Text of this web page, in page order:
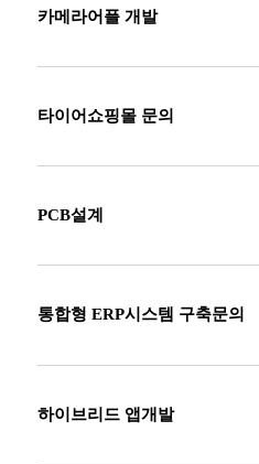
카메라어플 개발
타이어쇼핑몰 문의
PCB설계
통합형 ERP시스템 구축문의
하이브리드 앱개발